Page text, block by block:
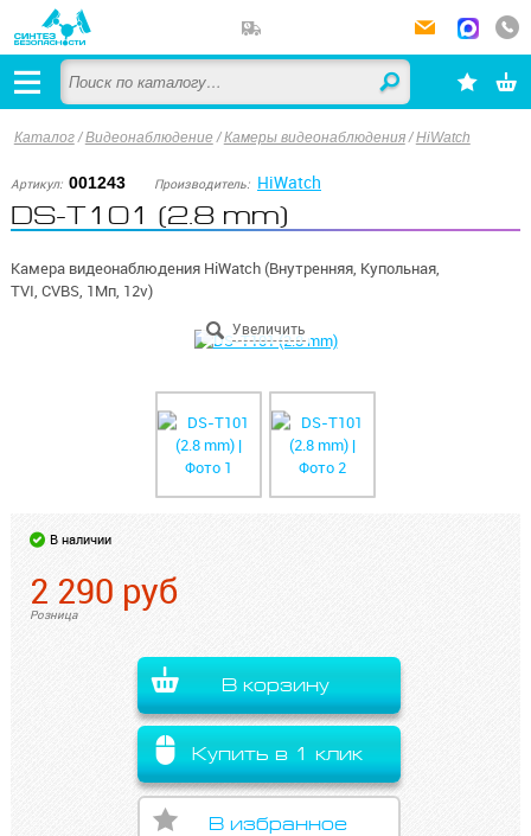
Каталог/Видеонаблюдение /Камеры видеонаблюдения /HiWatch
Артикул: 001243 Производитель: HiWatch
DS-T101 (2.8 mm)
Камера видеонаблюдения HiWatch (Внутренняя, Купольная,
TVI, CVBS, 1Мп, 12v)
В наличии
2 290 руб
Розница
В корзину
Купить в 1 клик
В избранное